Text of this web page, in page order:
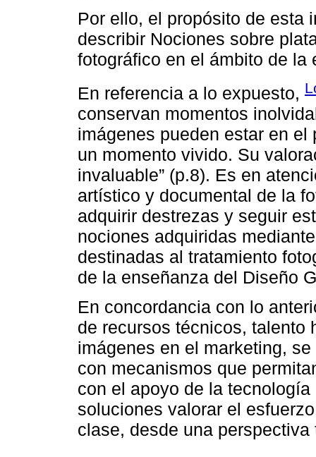
Por ello, el propósito de esta
describir Nociones sobre
fotográfico en el ámbito de
En referencia a lo expuesto,
conservan momentos
imágenes pueden estar en
un momento vivido. Su
invaluable” (p.8). Es en
artístico y documental de la
adquirir destrezas y seguir
nociones adquiridas
destinadas al tratamiento
de la enseñanza del Diseño
En concordancia con lo
de recursos técnicos, talento
imágenes en el marketing,
con mecanismos que
con el apoyo de la
soluciones valorar el
clase, desde una